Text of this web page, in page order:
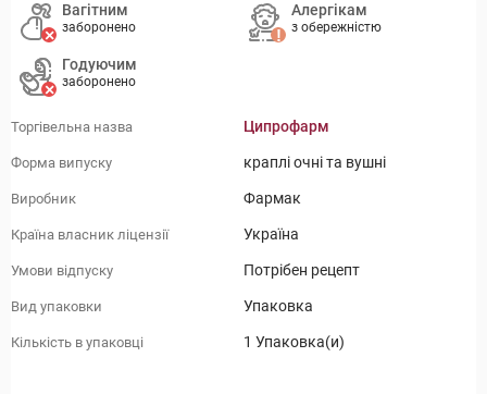
Вагітним
заборонено
Алергікам
з обережністю
Годуючим
заборонено
Торгівельна назва Ципрофарм
Форма випуску краплі очні та вушні
Виробник Фармак
Країна власник ліцензії Україна
Умови відпуску Потрібен рецепт
Вид упаковки Упаковка
Кількість в упаковці 1 Упаковка(и)